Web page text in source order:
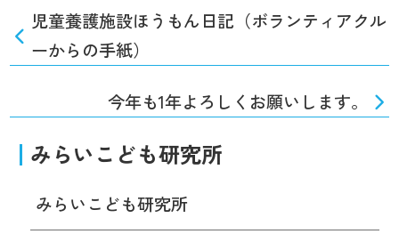
児童養護施設ほうもん日記（ボランティアクル
ーからの手紙）
今年も1年よろしくお願いします。
みらいこども研究所
みらいこども研究所